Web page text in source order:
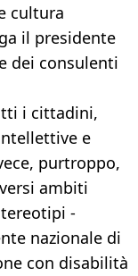
cultura
il presidente
dei consulenti
i cittadini,
e
purtroppo,
ambiti
-
nazionale di
con disabilità